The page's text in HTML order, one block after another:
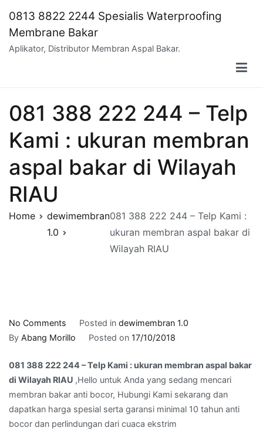
content
0813 8822 2244 Spesialis Waterproofing
Membrane Bakar
Aplikator, Distributor Membran Aspal Bakar.
081 388 222 244 – Telp
Kami : ukuran membran
aspal bakar di Wilayah
RIAU
Home
dewimembran
1.0
081 388 222 244 – Telp Kami :
ukuran membran aspal bakar di
Wilayah RIAU
No Comments
081
222
244
–
Telp
Kami
Posted in dewimembran 1.0
By Abang Morillo Posted on 17/10/2018
081 388 222 244 – Telp Kami : ukuran membran aspal bakar
di Wilayah RIAU ,Hello untuk Anda yang sedang mencari
membran bakar anti bocor, Hubungi Kami sekarang dan
dapatkan harga spesial serta garansi minimal 10 tahun anti
bocor dan perlindungan dari cuaca ekstrim